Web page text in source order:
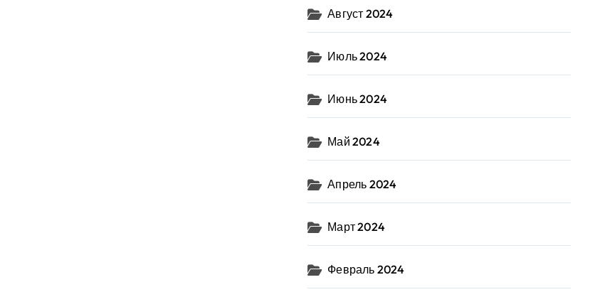
Август 2024
Июль 2024
Июнь 2024
Май 2024
Апрель 2024
Март 2024
Февраль 2024